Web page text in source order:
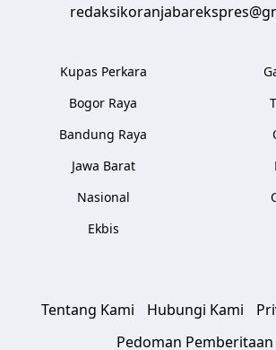
Kupas Perkara
Bogor Raya
Bandung Raya
Jawa Barat
Nasional
Ekbis
Tentang Kami Hubungi Kami
Pedoman Pemberitaan